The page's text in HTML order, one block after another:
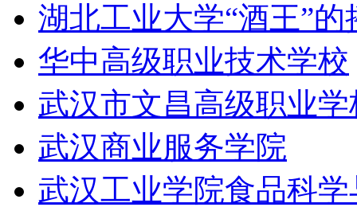
湖北工业大学“酒王”的
华中高级职业技术学校
武汉市文昌高级职业学
武汉商业服务学院
武汉工业学院食品科